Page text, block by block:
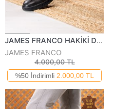
JAMES FRANCO HAKİKİ DERİ ERKEK BOT 632024K
JAMES FRANCO
4.000,00 TL
%50 İndirimli 2.000,00 TL